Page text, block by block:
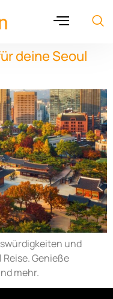
deine Seoul
und
Genieße
mehr.